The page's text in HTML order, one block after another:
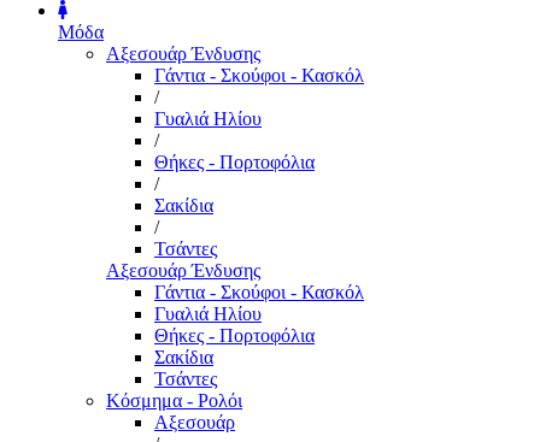
Μόδα
Αξεσουάρ Ένδυσης
Γάντια - Σκούφοι - Κασκόλ
/
Γυαλιά Ηλίου
/
Θήκες - Πορτοφόλια
/
Σακίδια
/
Τσάντες
Αξεσουάρ Ένδυσης
Γάντια - Σκούφοι - Κασκόλ
Γυαλιά Ηλίου
Θήκες - Πορτοφόλια
Σακίδια
Τσάντες
Κόσμημα - Ρολόι
Αξεσουάρ